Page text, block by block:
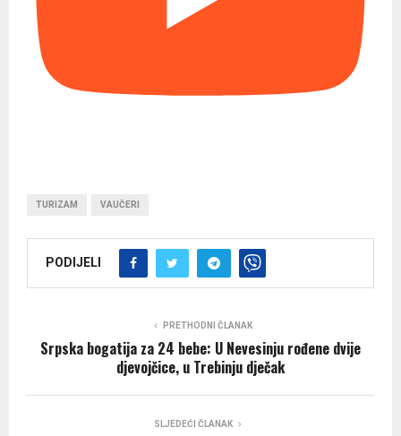
TURIZAM VAUČERI
PODIJELI
PRETHODNI ČLANAK
Srpska bogatija za 24 bebe: U Nevesinju rođene dvije
djevojčice, u Trebinju dječak
SLJEDEĆI ČLANAK